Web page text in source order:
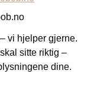
vi hjelper gjerne.
sitte riktig –
dine.